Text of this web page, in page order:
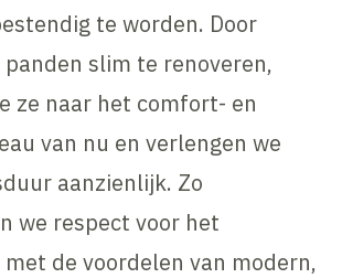
te worden. Door
slim te renoveren,
ze naar het comfort- en
van nu en verlengen we
aanzienlijk. Zo
we respect voor het
de voordelen van modern,